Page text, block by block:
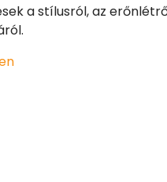
a stílusról, az